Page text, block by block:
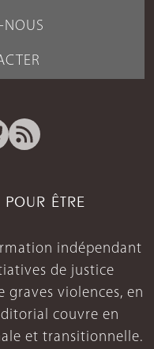
NOUS
POUR ÊTRE
indépendant
de justice
graves violences, en
couvre en
et transitionnelle.